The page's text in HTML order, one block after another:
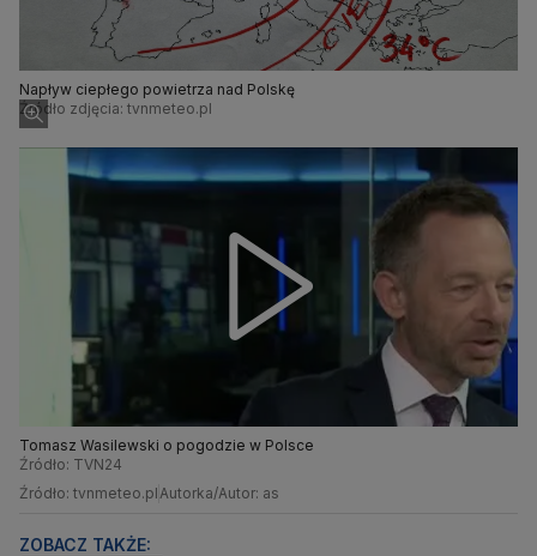
Napływ ciepłego powietrza nad Polskę
Źródło zdjęcia: tvnmeteo.pl
Tomasz Wasilewski o pogodzie w Polsce
Źródło: TVN24
Źródło: tvnmeteo.pl Autorka/Autor: as
ZOBACZ TAKŻE: